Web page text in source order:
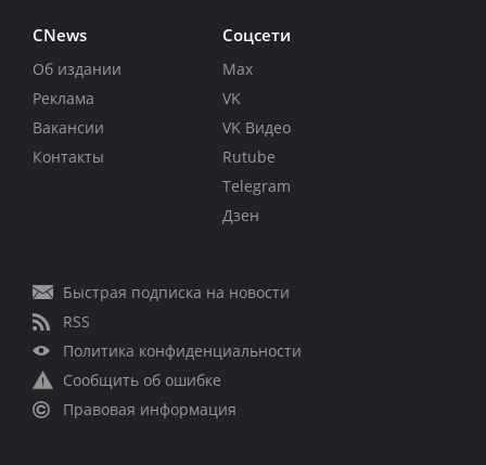
CNews
Об издании
Реклама
Вакансии
Контакты
Соцсети
Max
VK
VK Видео
Rutube
Telegram
Дзен
Быстрая подписка на новости
RSS
Политика конфиденциальности
Сообщить об ошибке
Правовая информация